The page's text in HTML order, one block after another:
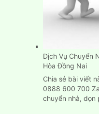
Dịch Vụ Chuyển
Hòa Đồng Nai
Chia sẻ bài viết
0888 600 700
chuyển nhà,